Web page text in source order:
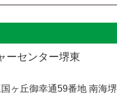
ーセンター堺東
ヶ丘御幸通59番地 南海